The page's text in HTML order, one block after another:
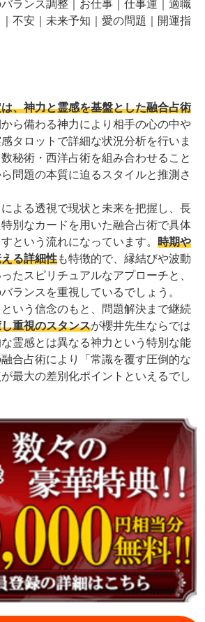
バランス調整｜お仕事｜仕事運｜適職
｜不安｜未来予知｜愛の問題｜開運指
、神力と霊感を基盤とした融合占術
ら備わる神力により相手の心の中や
タロットで詳細な状況分析を行いま
秘術・西洋占術を組み合わせること
問題の本質に迫るスタイルと推測さ
よる透視で現状と未来を把握し、長
別なカードを用いた融合占術で具体
という流れになっています。 時期や
る詳細性も特徴的で、縁結びや波動
たスピリチュアルなアプローチと、
ランスを重視しているでしょう。
という信念のもと、問題解決まで継続
重視のスタンスが櫻井先生ならでは
霊感とは異なる神力という特別な能
合占術により「常識を覆す圧倒的な
最大の差別化ポイントといえるでし